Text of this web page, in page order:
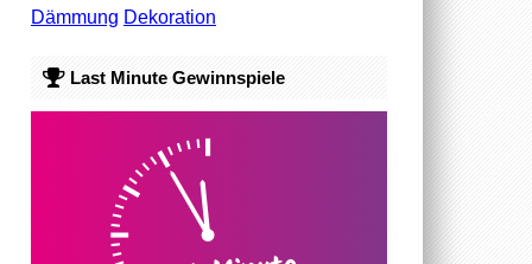
Dämmung Dekoration
Last Minute Gewinnspiele